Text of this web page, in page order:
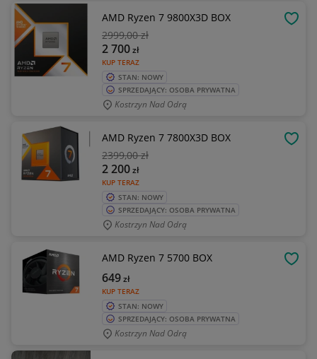
AMD Ryzen 7 9800X3D BOX
2999,00 zł
KUP TERAZ
2 700zł
STAN: NOWY
SPRZEDAJĄCY: OSOBA PRYWATNA
Kostrzyn Nad Odrą
AMD Ryzen 7 7800X3D BOX
2399,00 zł
KUP TERAZ
2 200zł
STAN: NOWY
SPRZEDAJĄCY: OSOBA PRYWATNA
Kostrzyn Nad Odrą
AMD Ryzen 7 5700 BOX
KUP TERAZ
649zł
STAN: NOWY
SPRZEDAJĄCY: OSOBA PRYWATNA
Kostrzyn Nad Odrą